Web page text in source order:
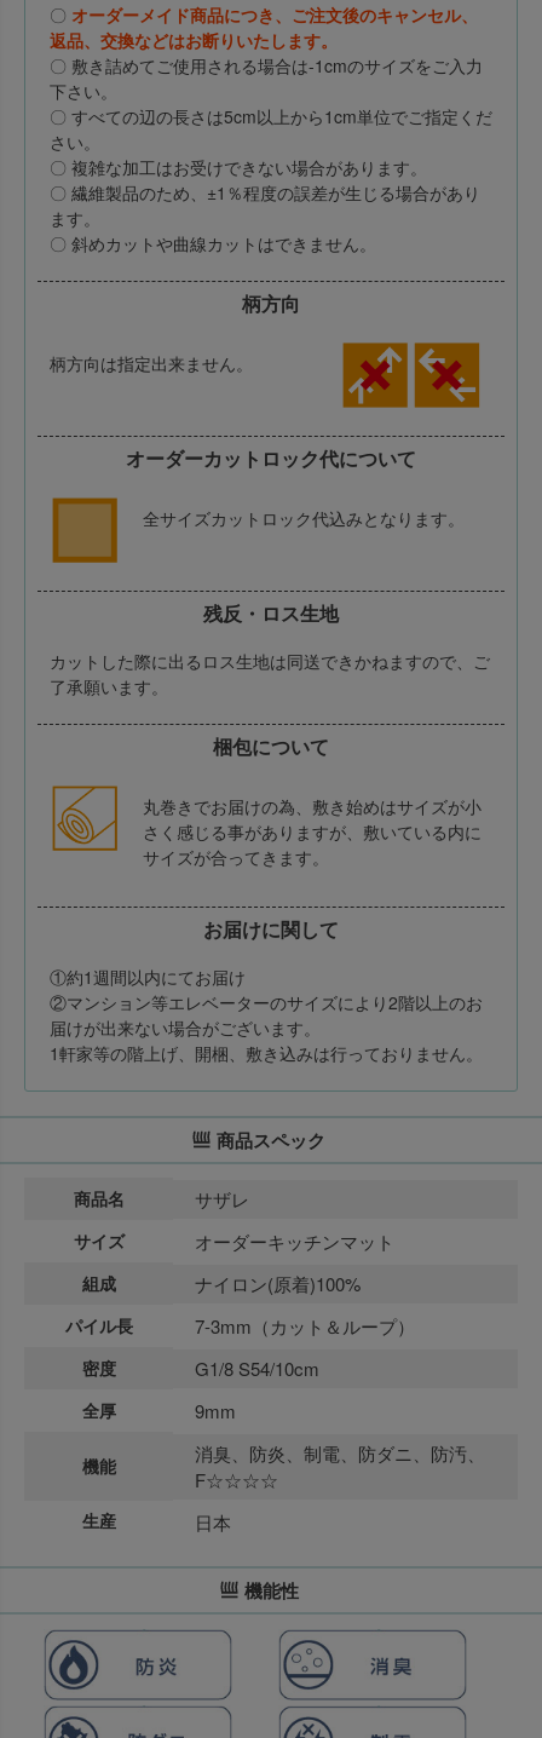
〇 オーダーメイド商品につき、ご注文後のキャンセル、
返品、交換などはお断りいたします。
〇 敷き詰めてご使用される場合は-1cmのサイズをご入力
下さい。
〇 すべての辺の長さは5cm以上から1cm単位でご指定くだ
さい。
〇 複雑な加工はお受けできない場合があります。
〇 繊維製品のため、±1％程度の誤差が生じる場合があり
ます。
〇 斜めカットや曲線カットはできません。
柄方向
柄方向は指定出来ません。
オーダーカットロック代について
全サイズカットロック代込みとなります。
残反・ロス生地
カットした際に出るロス生地は同送できかねますので、ご
了承願います。
梱包について
丸巻きでお届けの為、敷き始めはサイズが小
さく感じる事がありますが、敷いている内に
サイズが合ってきます。
お届けに関して
①約1週間以内にてお届け
②マンション等エレベーターのサイズにより2階以上のお
届けが出来ない場合がございます。
1軒家等の階上げ、開梱、敷き込みは行っておりません。
商品スペック
商品名 サザレ
サイズ オーダーキッチンマット
組成 ナイロン(原着)100%
パイル長 7-3mm（カット＆ループ）
密度 G1/8 S54/10cm
全厚 9mm
機能
消臭、防炎、制電、防ダニ、防汚、
F☆☆☆☆
生産 日本
機能性